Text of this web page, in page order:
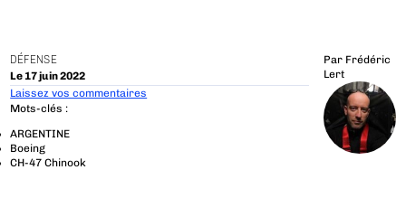
DÉFENSE
Le 17 juin 2022
Par Frédéric
Lert
Laissez vos commentaires
Mots-clés :
ARGENTINE
Boeing
CH-47 Chinook